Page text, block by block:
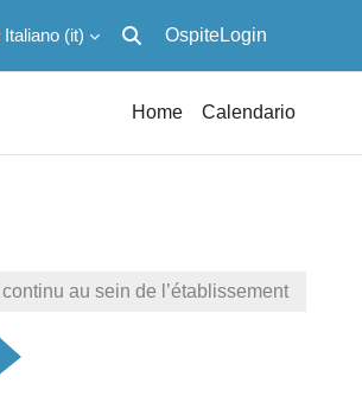
Italiano ‎(it)‎
Attiva/disattiva input di
OspiteLogin
Home Calendario
au sein de l’établissement